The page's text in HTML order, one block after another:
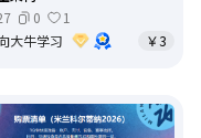
0
1
大牛学习
￥3